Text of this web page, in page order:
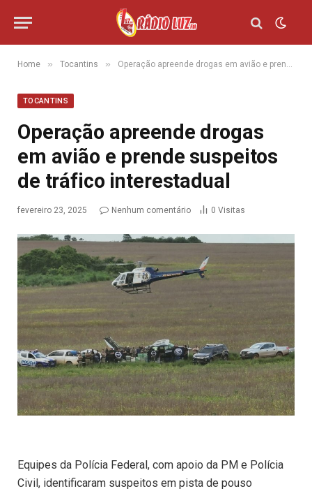
Home » Tocantins » Operação apreende drogas em avião e prende suspeitos de tráfico interestadual
TOCANTINS
Operação apreende drogas
em avião e prende suspeitos
de tráfico interestadual
fevereiro 23, 2025 Nenhum comentário 0 Visitas
Equipes da Polícia Federal, com apoio da PM e Polícia
Civil, identificaram suspeitos em pista de pouso